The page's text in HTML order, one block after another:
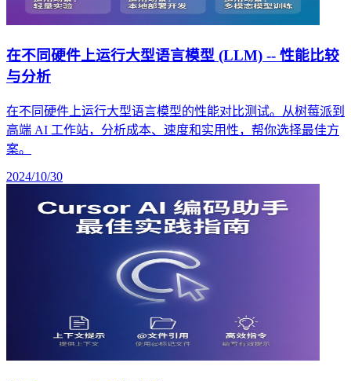
在不同硬件上运行大型语言模型 (LLM) -- 性能比较
与分析
在不同硬件上运行大型语言模型的性能对比测试。从树莓派到
高端 AI 工作站，分析成本、速度和实用性，帮你选择最佳方
案。
2024/10/30